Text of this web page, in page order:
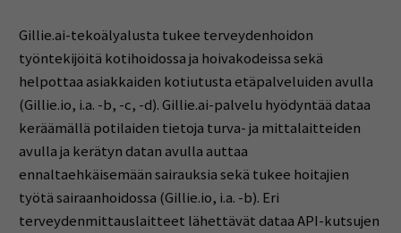
Gillie.ai-tekoälyalusta tukee terveydenhoidon
työntekijöitä kotihoidossa ja hoivakodeissa sekä
helpottaa asiakkaiden kotiutusta etäpalveluiden avulla
(Gillie.io, i.a. -b, -c, -d). Gillie.ai-palvelu hyödyntää dataa
keräämällä potilaiden tietoja turva- ja mittalaitteiden
avulla ja kerätyn datan avulla auttaa
ennaltaehkäisemään sairauksia sekä tukee hoitajien
työtä sairaanhoidossa (Gillie.io, i.a. -b). Eri
terveydenmittauslaitteet lähettävät dataa API-kutsujen